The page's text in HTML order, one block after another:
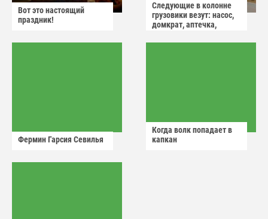
Вот это настоящий
праздник!
Следующие в колонне
грузовики везут: насос,
домкрат, аптечка,
Фермин Гарсия Севилья
Когда волк попадает в
капкан